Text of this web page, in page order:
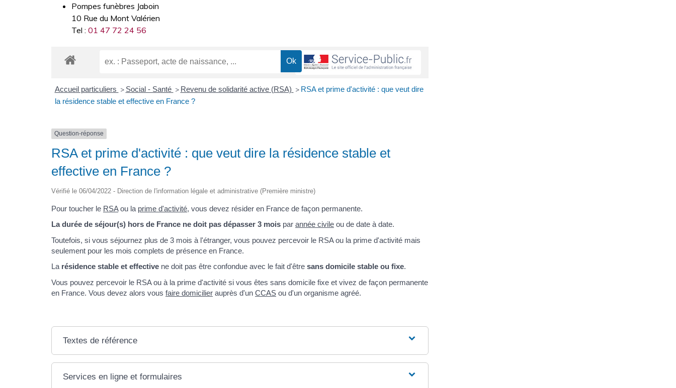
Pompes funèbres Jaboin
10 Rue du Mont Valérien
Tel : 01 47 72 24 56
Accueil particuliers > Social - Santé > Revenu de solidarité active (RSA) > RSA et prime d'activité : que veut dire
la résidence stable et effective en France ?
Question-réponse
RSA et prime d'activité : que veut dire la résidence stable et
effective en France ?
Vérifié le 06/04/2022 - Direction de l'information légale et administrative (Première ministre)
Pour toucher le RSAou la prime d'activité, vous devez résider en France de façon permanente.
La durée de séjour(s) hors de France ne doit pas dépasser 3 mois par année civile ou de date à date.
Toutefois, si vous séjournez plus de 3 mois à l'étranger, vous pouvez percevoir le RSA ou la prime d'activité mais
seulement pour les mois complets de présence en France.
La résidence stable et effective ne doit pas être confondue avec le fait d'être sans domicile stable ou fixe.
Vous pouvez percevoir le RSA ou à la prime d'activité si vous êtes sans domicile fixe et vivez de façon permanente
en France. Vous devez alors vous faire domicilier auprès d'un CCAS ou d'un organisme agréé.
Textes de référence
Services en ligne et formulaires